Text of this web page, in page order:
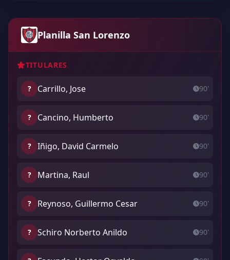
Planilla San Lorenzo
TITULARES
? Carrillo, Jose 90'
? Cancino, Humberto 90'
? Iñigo, David Carmelo 90'
? Martina, Raul 90'
? Reynoso, Guillermo Cesar 90'
? Schiro Norberto Anildo 90'